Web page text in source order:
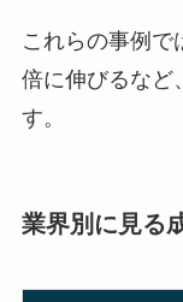
これらの事例で
倍に伸びるなど
す。
業界別に見る